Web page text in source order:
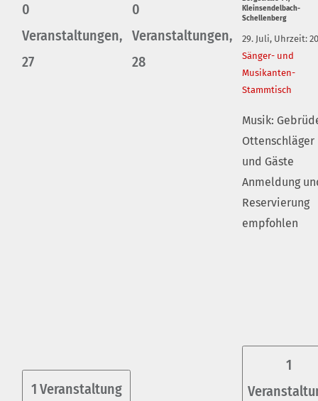
0
Veranstaltungen,
27
0
Veranstaltungen,
28
Kleinsendelbach-
Schellenberg
29. Juli, Uhrzeit:
Sänger- und
Musikanten-
Stammtisch
Musik:
Ottenschläger
und Gäste
Anmeldung
Reservierung
empfohlen
1 Veranstaltung
1